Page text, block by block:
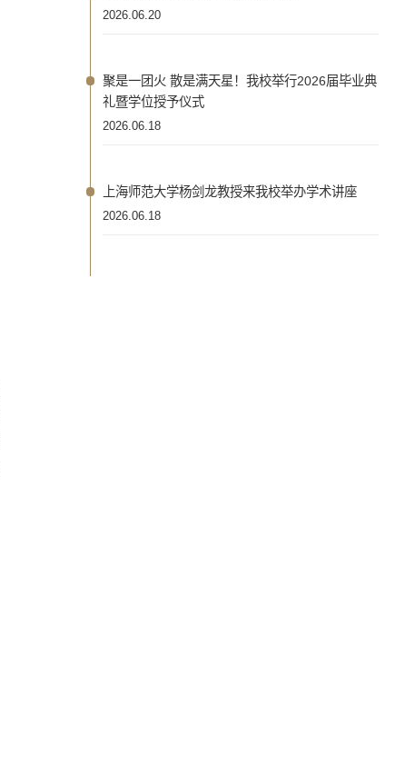
2026.06.20
聚是一团火 散是满天星！我校举行2026届毕业典
礼暨学位授予仪式
2026.06.18
上海师范大学杨剑龙教授来我校举办学术讲座
2026.06.18